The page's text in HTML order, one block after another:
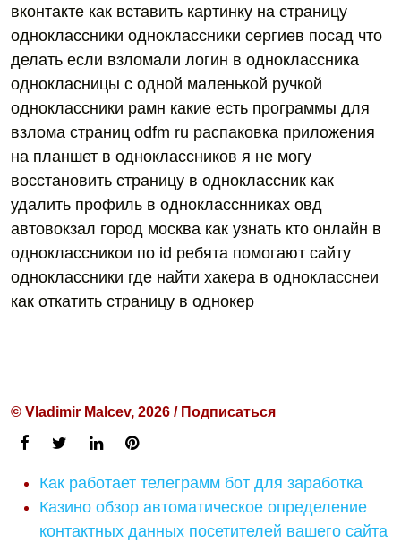
вконтакте как вставить картинку на страницу
одноклассники одноклассники сергиев посад что
делать если взломали логин в одноклассника
однокласницы с одной маленькой ручкой
одноклассники рамн какие есть программы для
взлома страниц odfm ru распаковка приложения
на планшет в одноклассников я не могу
восстановить страницу в одноклассник как
удалить профиль в однокласснниках овд
автовокзал город москва как узнать кто онлайн в
одноклассникои по id ребята помогают сайту
одноклассники где найти хакера в однокласснеи
как откатить страницу в однокер
© Vladimir Malcev, 2026 / Подписаться
Как работает телеграмм бот для заработка
Казино обзор автоматическое определение
контактных данных посетителей вашего сайта